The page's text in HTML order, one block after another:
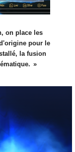
on place les
pour le
la fusion